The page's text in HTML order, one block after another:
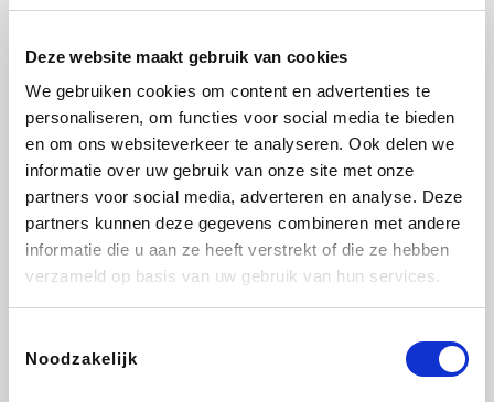
Deze website maakt gebruik van cookies
We gebruiken cookies om content en advertenties te
personaliseren, om functies voor social media te bieden
en om ons websiteverkeer te analyseren. Ook delen we
informatie over uw gebruik van onze site met onze
partners voor social media, adverteren en analyse. Deze
partners kunnen deze gegevens combineren met andere
informatie die u aan ze heeft verstrekt of die ze hebben
verzameld op basis van uw gebruik van hun services.
Noodzakelijk
Weekendesk Sarenza Schiesser Interhome
Lufthansa